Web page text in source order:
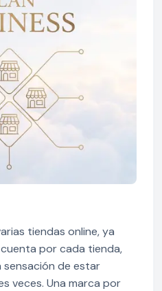
tiendas online, ya
por cada tienda,
de estar
veces. Una marca por